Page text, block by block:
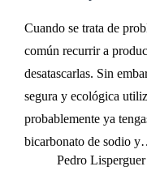
Cuando se trata de
común recurrir a
desatascarlas. Sin
segura y ecológica
probablemente ya
bicarbonato de sodio
Pedro Lisperguer